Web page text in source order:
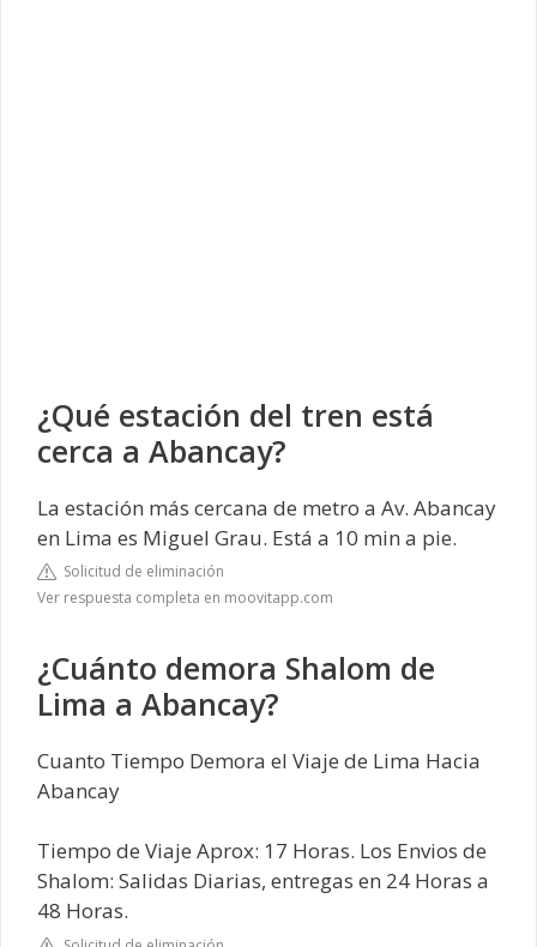
¿Qué estación del tren está
cerca a Abancay?
La estación más cercana de metro a Av. Abancay
en Lima es Miguel Grau. Está a 10 min a pie.
Solicitud de eliminación
Ver respuesta completa en moovitapp.com
¿Cuánto demora Shalom de
Lima a Abancay?
Cuanto Tiempo Demora el Viaje de Lima Hacia
Abancay
Tiempo de Viaje Aprox: 17 Horas. Los Envios de
Shalom: Salidas Diarias, entregas en 24 Horas a
48 Horas.